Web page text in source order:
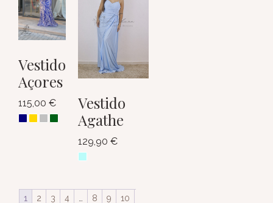
Vestido
Açores
115,00 €
Vestido
Agathe
129,90 €
1 2 3 4 8 9
10